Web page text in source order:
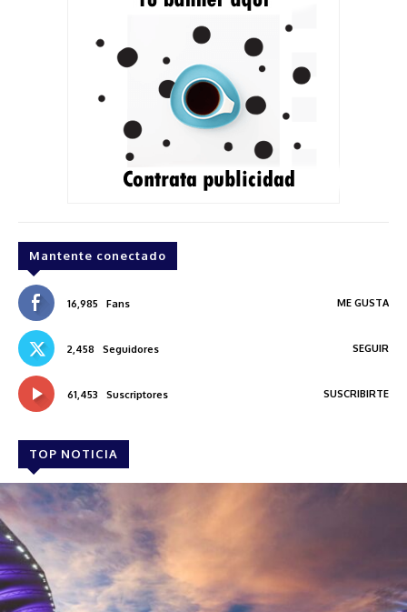
Mantente conectado
16,985 Fans ME GUSTA
2,458 Seguidores SEGUIR
61,453 Suscriptores SUSCRIBIRTE
TOP NOTICIA